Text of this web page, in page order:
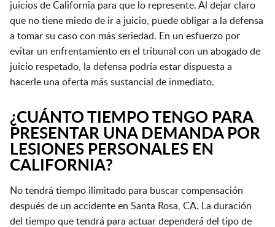
juicios de California para que lo represente. Al dejar claro
que no tiene miedo de ir a juicio, puede obligar a la defensa
a tomar su caso con más seriedad. En un esfuerzo por
evitar un enfrentamiento en el tribunal con un abogado de
juicio respetado, la defensa podría estar dispuesta a
hacerle una oferta más sustancial de inmediato.
¿CUÁNTO TIEMPO TENGO PARA
PRESENTAR UNA DEMANDA POR
LESIONES PERSONALES EN
CALIFORNIA?
No tendrá tiempo ilimitado para buscar compensación
después de un accidente en Santa Rosa, CA. La duración
del tiempo que tendrá para actuar dependerá del tipo de